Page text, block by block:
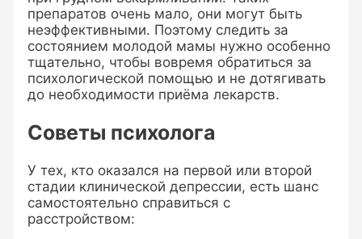
препаратов очень мало, они могут быть
неэффективными. Поэтому следить за
состоянием молодой мамы нужно особенно
тщательно, чтобы вовремя обратиться за
психологической помощью и не дотягивать
до необходимости приёма лекарств.
Советы психолога
У тех, кто оказался на первой или второй
стадии клинической депрессии, есть шанс
самостоятельно справиться с
расстройством: